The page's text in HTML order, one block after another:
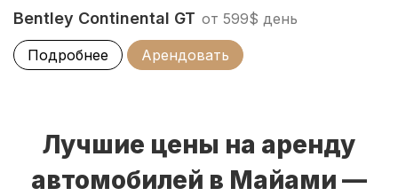
Bentley Continental GT от 599$ день
Подробнее Арендовать
Лучшие цены на аренду
автомобилей в Майами —